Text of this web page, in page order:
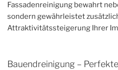
Fassadenreinigung bewahrt
sondern gewährleistet
Attraktivitätssteigerung Ihrer
Bauendreinigung –